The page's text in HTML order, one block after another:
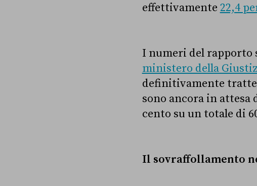
effettivamente 22,4
I numeri del rapporto
ministero della
definitivamente
sono ancora in
cento su un totale di
Il sovraffollamento